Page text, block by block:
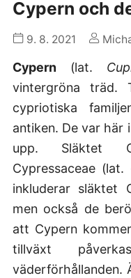
Cypern och
9. 8. 2021
Cypern (lat.
vintergröna träd.
cypriotiska
antiken. De var här
upp. Släktet
Cypressaceae (lat.
inkluderar släktet
men också de
att Cypern
tillväxt
väderförhållanden.